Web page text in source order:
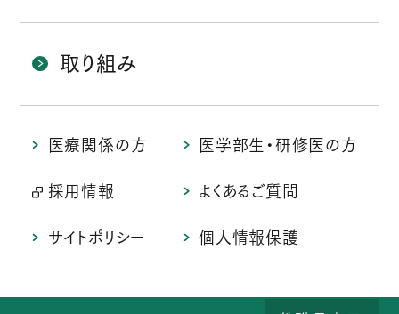
取り組み
医療関係の方 医学部生・研修医の方
採用情報 よくあるご質問
サイトポリシー 個人情報保護